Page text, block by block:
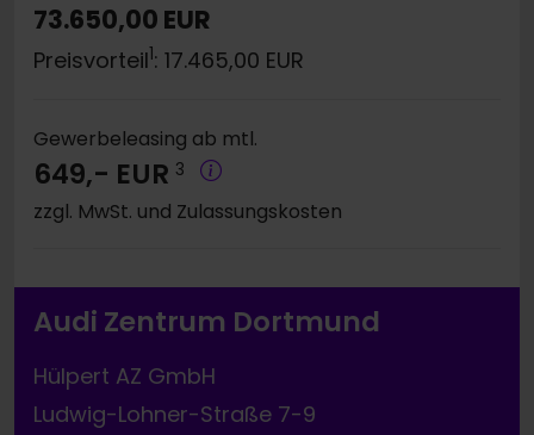
73.650,00 EUR
Preisvorteil1: 17.465,00 EUR
Gewerbeleasing ab mtl.
649,- EUR 3
zzgl. MwSt. und Zulassungskosten
Audi Zentrum Dortmund
Hülpert AZ GmbH
Ludwig-Lohner-Straße 7-9